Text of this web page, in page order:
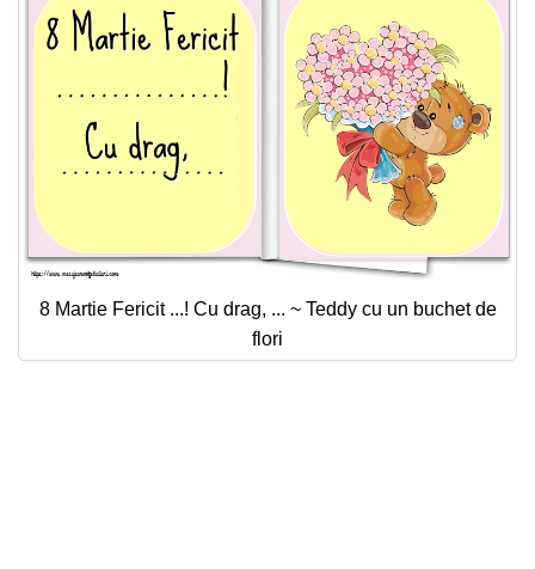
8 Martie Fericit ...! Cu drag, ... ~ Teddy cu un buchet de
flori